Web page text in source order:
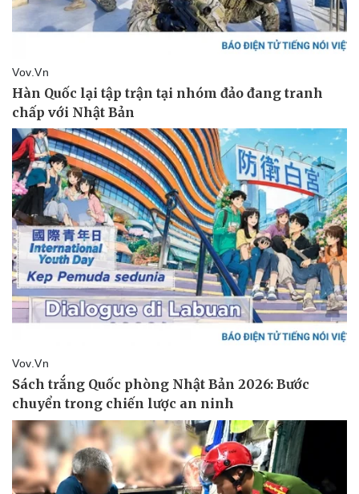
Thể thao
Bóng đá
Lịch thi đấu bóng đá
Thế giới thể thao
eSports
Hậu trường
Ô tô
Tư vấn